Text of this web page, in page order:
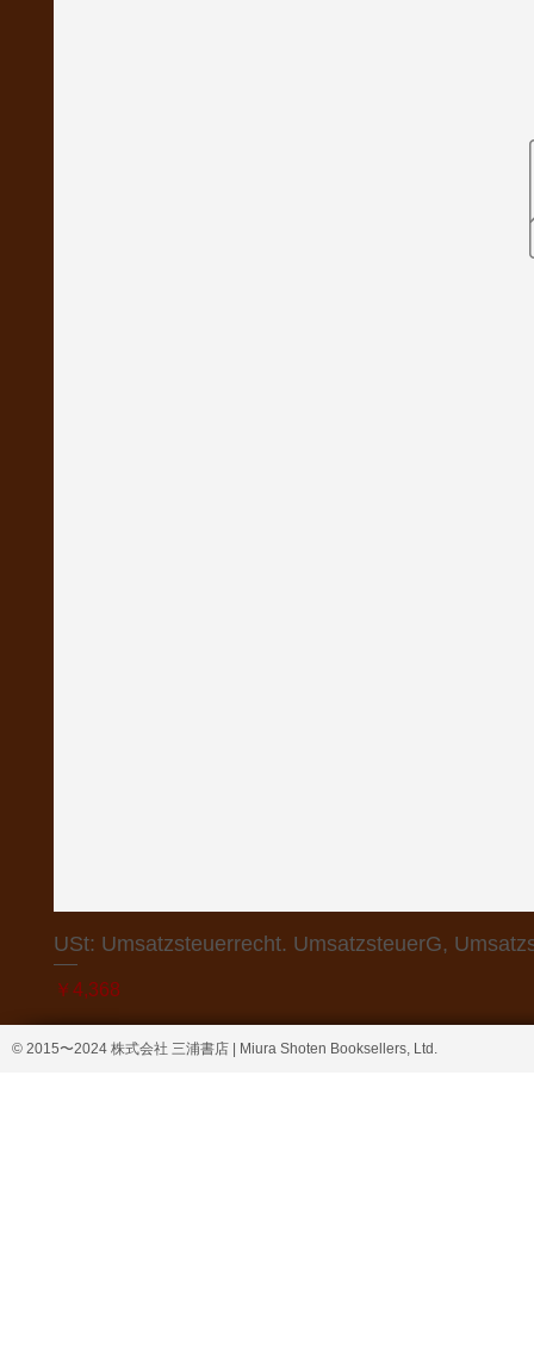
USt: Umsatzsteuerrecht. UmsatzsteuerG,
価格
￥4,368
© 2015〜2024 株式会社 三浦書店 | Miura Shoten Booksellers, Ltd.